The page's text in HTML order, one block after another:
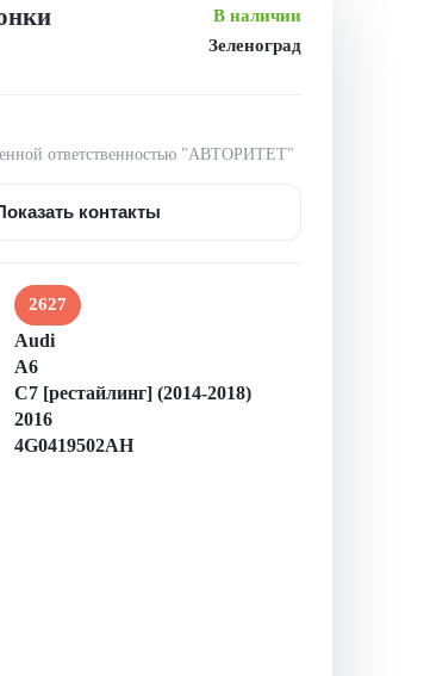
В наличии
Зеленоград
ответственностью "АВТОРИТЕТ"
контакты
2627
Audi
A6
C7 [рестайлинг] (2014-2018)
2016
4G0419502AH